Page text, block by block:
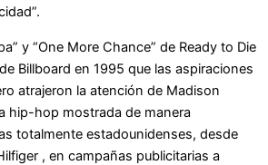
y “One More Chance” de Ready to Die
Billboard en 1995 que las aspiraciones
atrajeron la atención de Madison
hip-hop mostrada de manera
totalmente estadounidenses, desde
, en campañas publicitarias a